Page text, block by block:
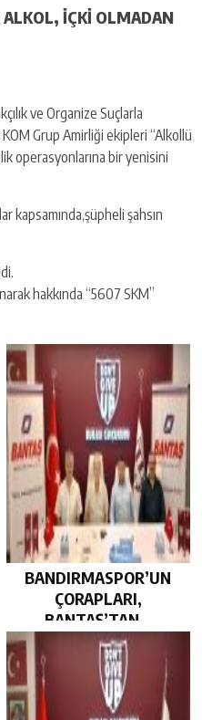
İÇKİ OLMADAN
ve Organize Suçlarla
Grup Amirliği ekipleri “Alkollü
operasyonlarına bir yenisini
kapsamında,şüpheli şahsın
hakkında “5607 SKM”
BANDIRMASPOR’UN
ÇORAPLARI,
BANTAŞ’TAN…